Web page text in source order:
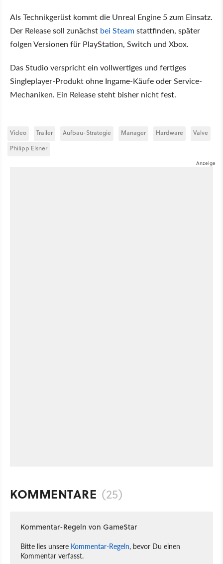
Als Technikgerüst kommt die Unreal Engine 5 zum Einsatz.
Der Release soll zunächst bei Steamstattfinden, später
folgen Versionen für PlayStation, Switch und Xbox.
Das Studio verspricht ein vollwertiges und fertiges
Singleplayer-Produkt ohne Ingame-Käufe oder Service-
Mechaniken. Ein Release steht bisher nicht fest.
Video Trailer Aufbau-Strategie Manager Hardware
Valve
Philipp Elsner
KOMMENTARE (25)
Kommentar-Regeln von GameStar
Bitte lies unsere Kommentar-Regeln, bevor Du einen
Kommentar verfasst.